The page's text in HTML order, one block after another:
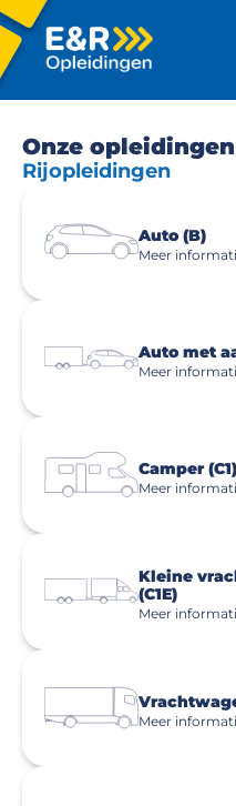
Onze opleidingen
Rijopleidingen
Auto (B)
Meer
Auto met
Meer
Camper (C1)
Meer
Kleine
(C1E)
Meer
Meer